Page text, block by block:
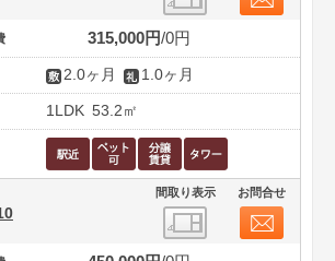
315,000円 0円
2.0ヶ月 1.0ヶ月
1LDK 53.2㎡
間取り表示 お問合せ